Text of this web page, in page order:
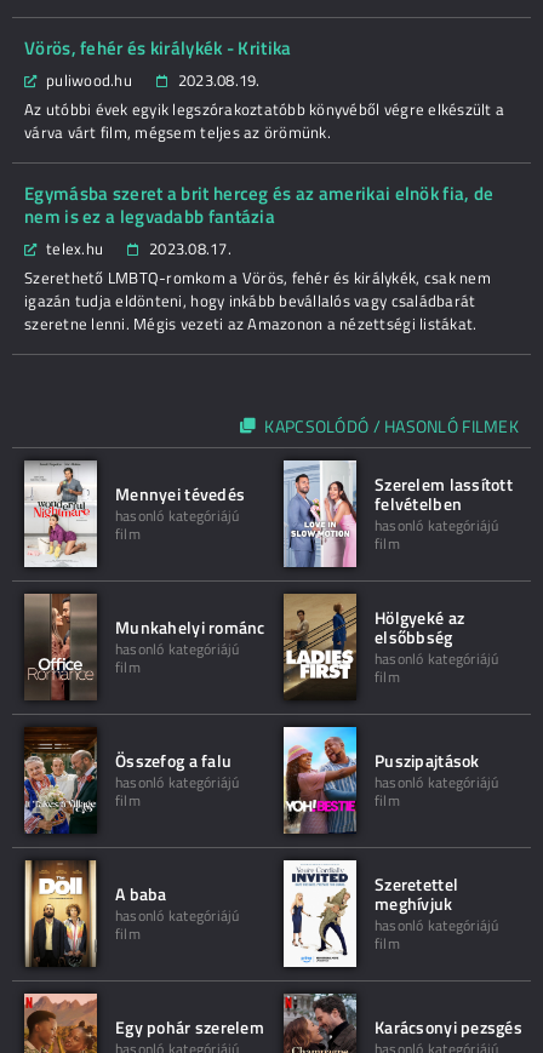
Vörös, fehér és királykék - Kritika
puliwood.hu
2023.08.19.
Az utóbbi évek egyik legszórakoztatóbb könyvéből végre elkészült a
várva várt film, mégsem teljes az örömünk.
Egymásba szeret a brit herceg és az amerikai elnök fia, de
nem is ez a legvadabb fantázia
telex.hu
2023.08.17.
Szerethető LMBTQ-romkom a Vörös, fehér és királykék, csak nem
igazán tudja eldönteni, hogy inkább bevállalós vagy családbarát
szeretne lenni. Mégis vezeti az Amazonon a nézettségi listákat.
KAPCSOLÓDÓ / HASONLÓ FILMEK
Mennyei tévedés
hasonló kategóriájú
film
Szerelem lassított
felvételben
hasonló kategóriájú
film
Munkahelyi románc
hasonló kategóriájú
film
Hölgyeké az
elsőbbség
hasonló kategóriájú
film
Összefog a falu
hasonló kategóriájú
film
Puszipajtások
hasonló kategóriájú
film
A baba
hasonló kategóriájú
film
Szeretettel
meghívjuk
hasonló kategóriájú
film
Egy pohár szerelem Karácsonyi pezsgés